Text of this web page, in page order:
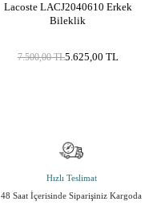
Lacoste LACJ2040610 Erkek
Bileklik
7.500,00TL5.625,00 TL
Hızlı Teslimat
48 Saat İçerisinde Siparişiniz Kargoda